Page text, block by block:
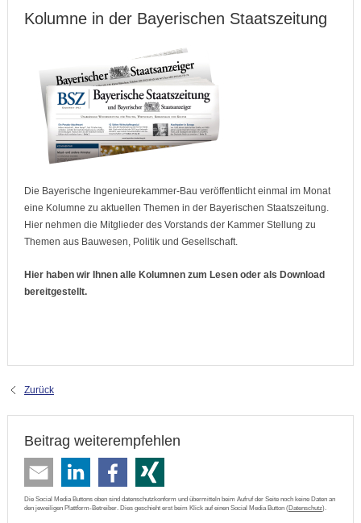
Kolumne in der Bayerischen Staatszeitung
Die Bayerische Ingenieurekammer-Bau veröffentlicht einmal im Monat
eine Kolumne zu aktuellen Themen in der Bayerischen Staatszeitung.
Hier nehmen die Mitglieder des Vorstands der Kammer Stellung zu
Themen aus Bauwesen, Politik und Gesellschaft.
Hier haben wir Ihnen alle Kolumnen zum Lesen oder als Download
bereitgestellt.
Zurück
Beitrag weiterempfehlen
Die Social Media Buttons oben sind datenschutzkonform und übermitteln beim Aufruf der Seite noch keine Daten an
den jeweiligen Plattform-Betreiber. Dies geschieht erst beim Klick auf einen Social Media Button (Datenschutz).